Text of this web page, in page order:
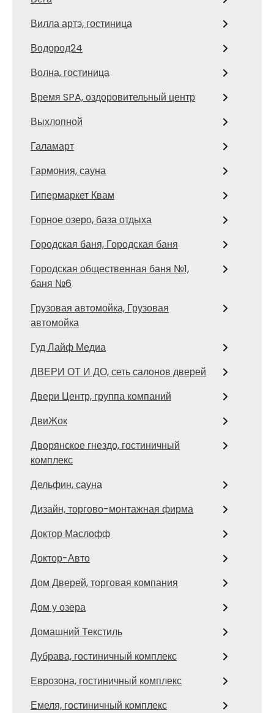
Вилла артэ, гостиница
Водород24
Волна, гостиница
Время SPA, оздоровительный центр
Выхлопной
Галамарт
Гармония, сауна
Гипермаркет Квам
Горное озеро, база отдыха
Городская баня, Городская баня
Городская общественная баня №1,
баня №6
Грузовая автомойка, Грузовая
автомойка
Гуд Лайф Медиа
ДВЕРИ ОТ И ДО, сеть салонов дверей
Двери Центр, группа компаний
ДвиЖок
Дворянское гнездо, гостиничный
комплекс
Дельфин, сауна
Дизайн, торгово-монтажная фирма
Доктор Маслофф
Доктор-Авто
Дом Дверей, торговая компания
Дом у озера
Домашний Текстиль
Дубрава, гостиничный комплекс
Еврозона, гостиничный комплекс
Емеля, гостиничный комплекс